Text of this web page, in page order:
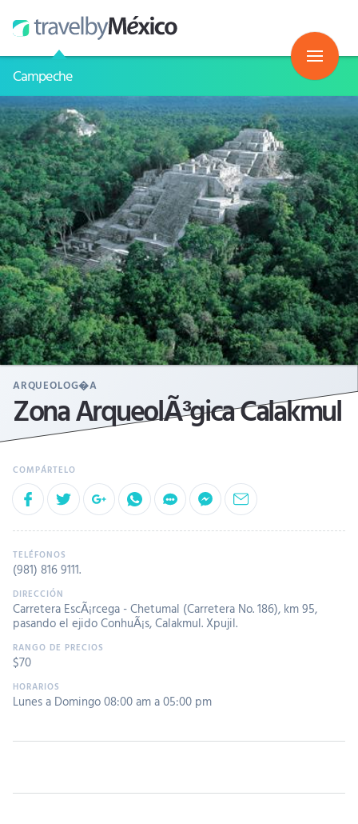
Campeche
ARQUEOLOG�A
Zona ArqueolÃ³gica Calakmul
(981) 816 9111.
Carretera EscÃ¡rcega - Chetumal (Carretera No. 186), km 95,
pasando el ejido ConhuÃ¡s, Calakmul. Xpujil.
$70
Lunes a Domingo 08:00 am a 05:00 pm